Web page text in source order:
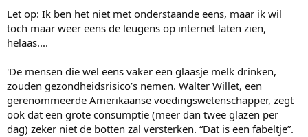
r
t
e
Let op: Ik ben het niet met onderstaande eens, maar ik wil
toch maar weer eens de leugens op internet laten zien,
helaas....
'De mensen die wel eens vaker een glaasje melk drinken,
zouden gezondheidsrisico’s nemen. Walter Willet, een
gerenommeerde Amerikaanse voedingswetenschapper, zegt
ook dat een grote consumptie (meer dan twee glazen per
dag) zeker niet de botten zal versterken. “Dat is een fabeltje”.